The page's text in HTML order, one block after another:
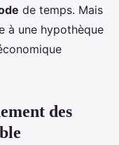
de temps. Mais
à une hypothèque
des